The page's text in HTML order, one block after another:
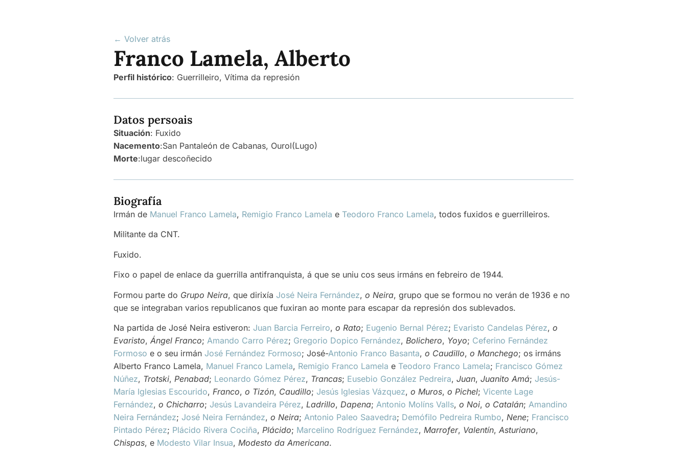
← Volver atrás
Franco Lamela, Alberto
Perfil histórico: Guerrilleiro, Vítima da represión
Datos persoais
Situación: Fuxido
Nacemento:San Pantaleón de Cabanas, Ourol(Lugo)
Morte:lugar descoñecido
Biografía
Irmán de Manuel Franco Lamela, Remigio Franco Lamela e Teodoro Franco Lamela, todos fuxidos e guerrilleiros.
Militante da CNT.
Fuxido.
Fixo o papel de enlace da guerrilla antifranquista, á que se uniu cos seus irmáns en febreiro de 1944.
Formou parte do Grupo Neira, que dirixía José Neira Fernández, o Neira, grupo que se formou no verán de 1936 e no
que se integraban varios republicanos que fuxiran ao monte para escapar da represión dos sublevados.
Na partida de José Neira estiveron: Juan Barcia Ferreiro, o Rato; Eugenio Bernal Pérez; Evaristo Candelas Pérez, o
Evaristo, Ángel Franco; Amando Carro Pérez; Gregorio Dopico Fernández, Bolichero, Yoyo; Ceferino Fernández
Formoso e o seu irmán José Fernández Formoso; José-Antonio Franco Basanta, o Caudillo, o Manchego; os irmáns
Alberto Franco Lamela, Manuel Franco Lamela, Remigio Franco Lamela e Teodoro Franco Lamela; Francisco Gómez
Núñez, Trotski, Penabad; Leonardo Gómez Pérez, Trancas; Eusebio González Pedreira, Juan, Juanito Amá; Jesús-
María Iglesias Escourido, Franco, o Tizón, Caudillo; Jesús Iglesias Vázquez, o Muros, o Pichel; Vicente Lage
Fernández, o Chicharro; Jesús Lavandeira Pérez, Ladrillo, Dapena; Antonio Molíns Valls, o Noi, o Catalán; Amandino
Neira Fernández; José Neira Fernández, o Neira; Antonio Paleo Saavedra; Demófilo Pedreira Rumbo, Nene; Francisco
Pintado Pérez; Plácido Rivera Cociña, Plácido; Marcelino Rodríguez Fernández, Marrofer, Valentín, Asturiano,
Chispas, e Modesto Vilar Insua, Modesto da Americana.